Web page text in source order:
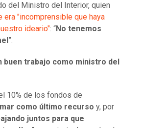
del Ministro del Interior, quien
era "incomprensible que haya
ideario": “No tenemos
”.
buen trabajo como ministro del
10% de los fondos de
como último recurso y, por
juntos para que